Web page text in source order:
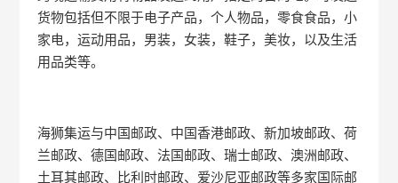
货物包括但不限于电子产品，个人物品，零食食品，小
家电，运动用品，男装，女装，鞋子，美妆，以及生活
用品类等。
海狮集运与中国邮政、中国香港邮政、新加坡邮政、荷
兰邮政、德国邮政、法国邮政、瑞士邮政、澳洲邮政、
土耳其邮政、比利时邮政、爱沙尼亚邮政等多家国际邮